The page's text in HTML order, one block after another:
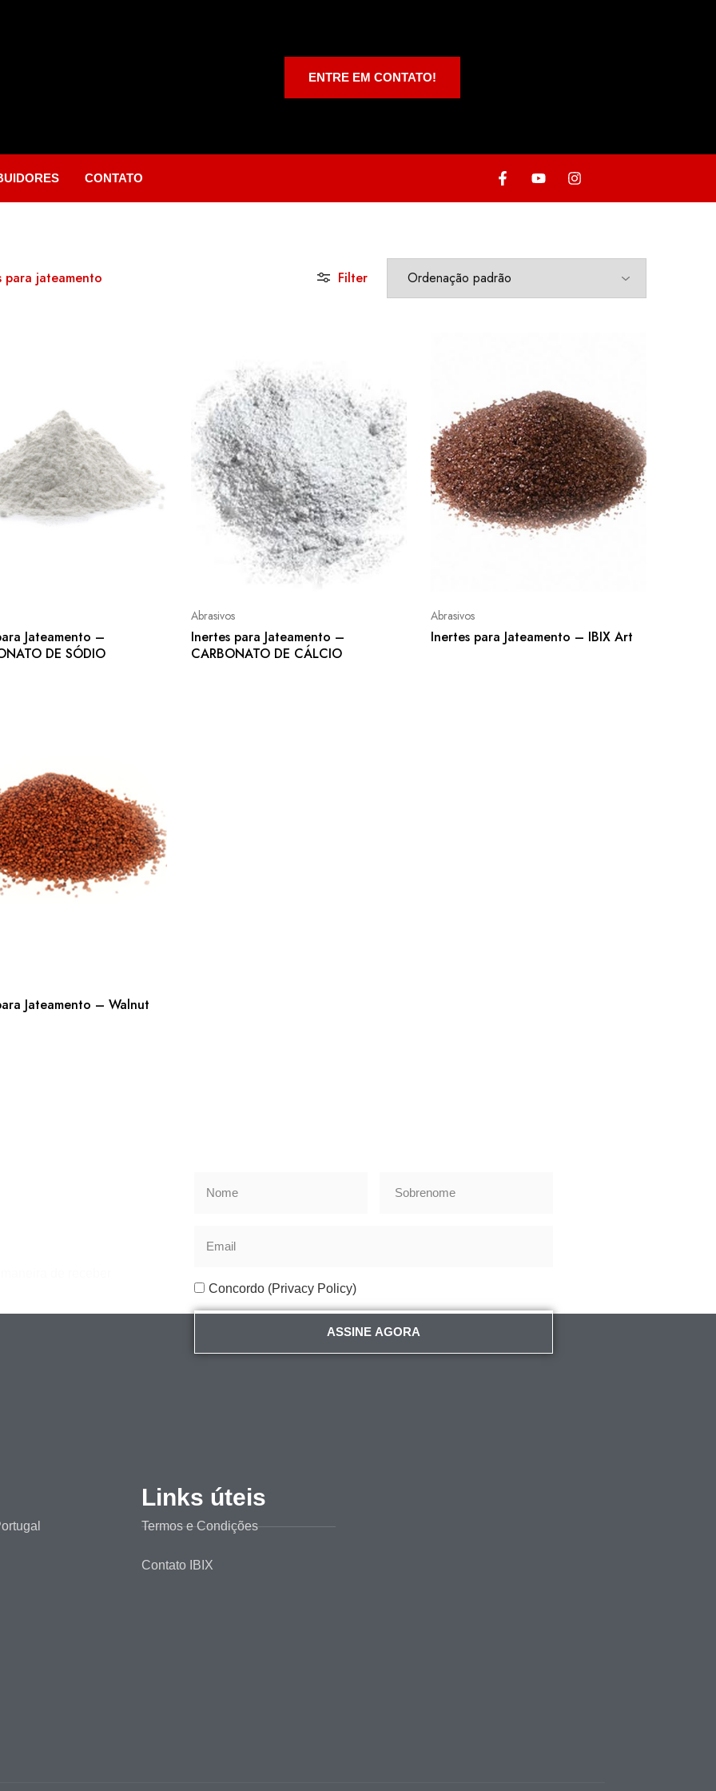
ENTRE EM CONTATO!
CONTATO
para jateamento Filter
Jateamento –
DE SÓDIO
Abrasivos
Inertes para Jateamento –
CARBONATO DE CÁLCIO
Abrasivos
Inertes para Jateamento – IBIX Art
Jateamento – Walnut
Concordo (Privacy Policy)
ASSINE AGORA
Links úteis
Termos e Condições
Contato IBIX